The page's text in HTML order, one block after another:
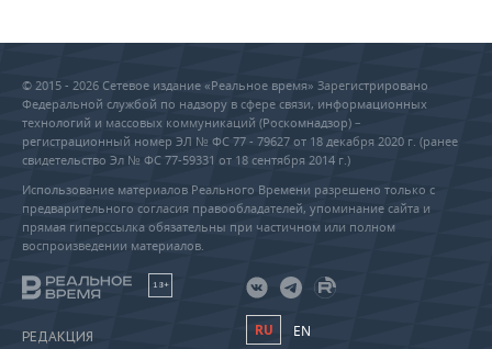
© 2015 - 2026 Сетевое издание «Реальное время» Зарегистрировано
Федеральной службой по надзору в сфере связи, информационных
технологий и массовых коммуникаций (Роскомнадзор) –
регистрационный номер ЭЛ № ФС 77 - 79627 от 18 декабря 2020 г. (ранее
свидетельство Эл № ФС 77-59331 от 18 сентября 2014 г.)
Использование материалов Реального Времени разрешено только с
предварительного согласия правообладателей, упоминание сайта и
прямая гиперссылка обязательны при частичном или полном
воспроизведении материалов.
18+
РЕДАКЦИЯ RU EN